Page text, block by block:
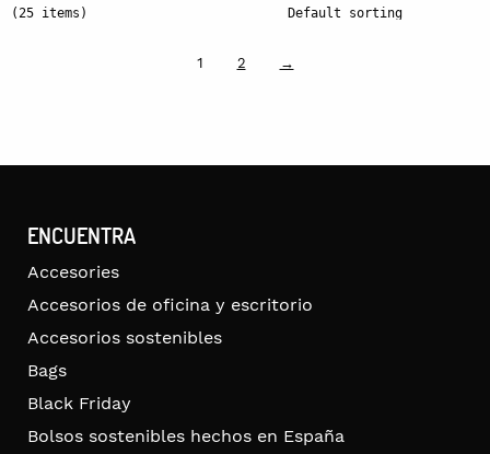
(25 items)
1 2 →
ENCUENTRA
Accesories
Accesorios de oficina y escritorio
Accesorios sostenibles
Bags
Black Friday
Bolsos sostenibles hechos en España